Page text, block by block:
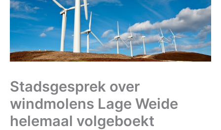
Stadsgesprek over
windmolens Lage Weide
helemaal volgeboekt